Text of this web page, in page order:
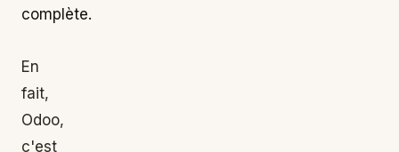
complète.
En
fait,
Odoo,
c'est